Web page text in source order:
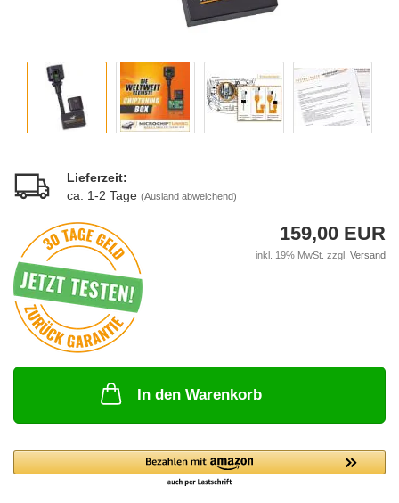
Lieferzeit:
ca. 1-2 Tage (Ausland abweichend)
159,00 EUR
inkl. 19% MwSt. zzgl. Versand
In den Warenkorb